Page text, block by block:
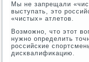
Мы не запрещали
выступать, это
«чистых» атлетов.
Возможно, что этот
нужно определить
российские
дисквалификацию.